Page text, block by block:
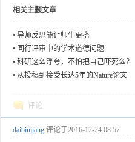
相关主题文章
• 导师反思能让师生更搭
• 同行评审中的学术道德问题
• 科研这么浮夸，不怕把自己吓死么？
• 从投稿到接受长达5年的Nature论文
评论
daibinjiang 评论于2016-12-24 08:57